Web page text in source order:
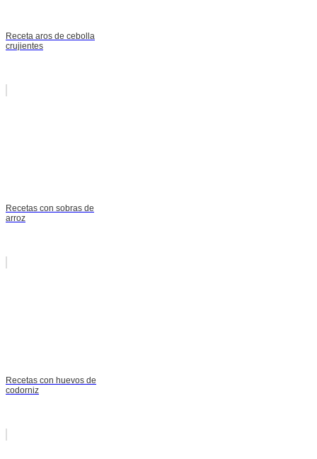
Receta aros de cebolla
crujientes
Recetas con sobras de
arroz
Recetas con huevos de
codorniz